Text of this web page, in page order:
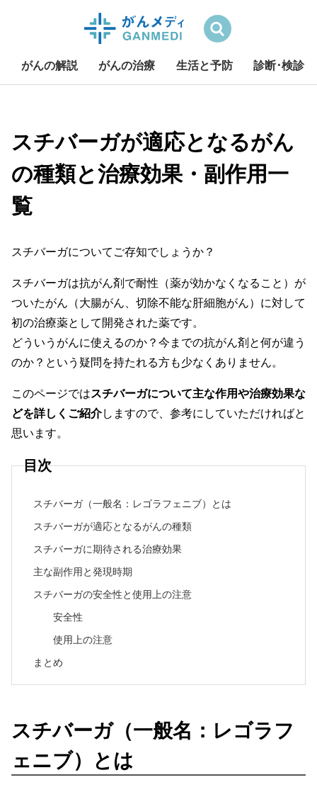
検索
がんの解説 がんの治療 生活と予防 診断･検診
スチバーガが適応となるがん
の種類と治療効果・副作用一
覧
スチバーガについてご存知でしょうか？
スチバーガは抗がん剤で耐性（薬が効かなくなること）が
ついたがん（大腸がん、切除不能な肝細胞がん）に対して
初の治療薬として開発された薬です。
どういうがんに使えるのか？今までの抗がん剤と何が違う
のか？という疑問を持たれる方も少なくありません。
このページではスチバーガについて主な作用や治療効果な
どを詳しくご紹介しますので、参考にしていただければと
思います。
目次
スチバーガ（一般名：レゴラフェニブ）とは
スチバーガが適応となるがんの種類
スチバーガに期待される治療効果
主な副作用と発現時期
スチバーガの安全性と使用上の注意
安全性
使用上の注意
まとめ
スチバーガ（一般名：レゴラフ
ェニブ）とは